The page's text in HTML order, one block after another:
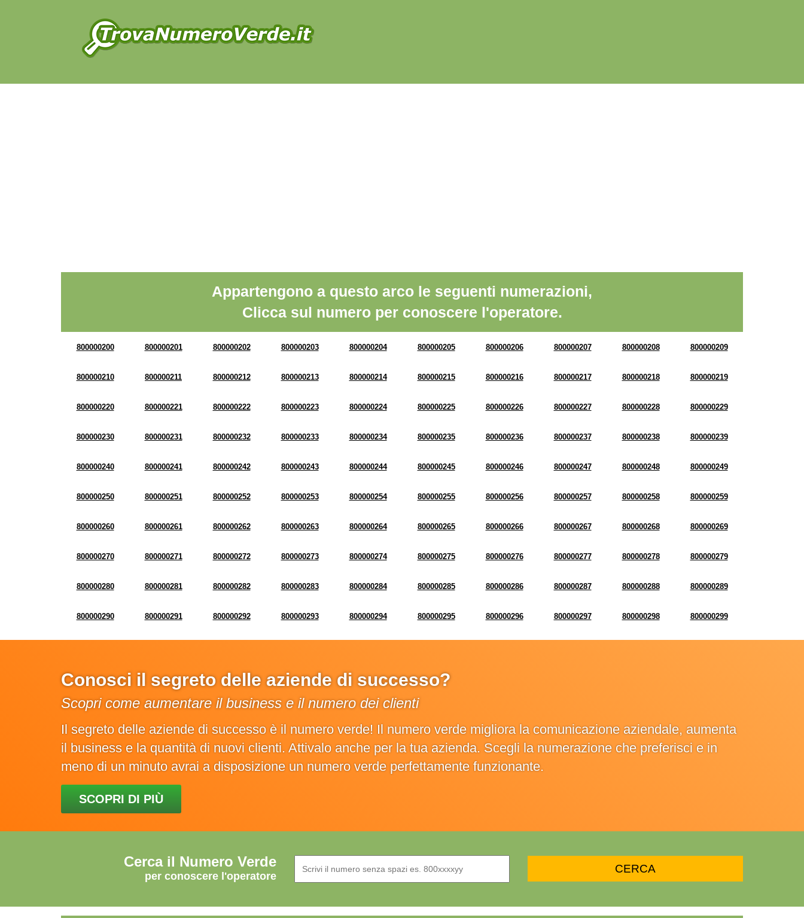
Appartengono a questo arco le seguenti numerazioni,
Clicca sul numero per conoscere l'operatore.
800000200 800000201 800000202 800000203 800000204 800000205 800000206 800000207 800000208 800000209
800000210 800000211 800000212 800000213 800000214 800000215 800000216 800000217 800000218 800000219
800000220 800000221 800000222 800000223 800000224 800000225 800000226 800000227 800000228 800000229
800000230 800000231 800000232 800000233 800000234 800000235 800000236 800000237 800000238 800000239
800000240 800000241 800000242 800000243 800000244 800000245 800000246 800000247 800000248 800000249
800000250 800000251 800000252 800000253 800000254 800000255 800000256 800000257 800000258 800000259
800000260 800000261 800000262 800000263 800000264 800000265 800000266 800000267 800000268 800000269
800000270 800000271 800000272 800000273 800000274 800000275 800000276 800000277 800000278 800000279
800000280 800000281 800000282 800000283 800000284 800000285 800000286 800000287 800000288 800000289
800000290 800000291 800000292 800000293 800000294 800000295 800000296 800000297 800000298 800000299
Conosci il segreto delle aziende di successo?
Scopri come aumentare il business e il numero dei clienti
Il segreto delle aziende di successo è il numero verde! Il numero verde migliora la comunicazione aziendale, aumenta
il business e la quantità di nuovi clienti. Attivalo anche per la tua azienda. Scegli la numerazione che preferisci e in
meno di un minuto avrai a disposizione un numero verde perfettamente funzionante.
SCOPRI DI PIÙ
Cerca il Numero Verde
per conoscere l'operatore